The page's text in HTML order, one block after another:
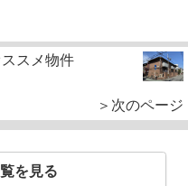
ススメ物件
＞次のページ
を見る